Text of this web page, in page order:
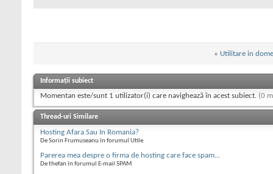
« Utilitare in
Informații subiect
Momentan este/sunt 1 utilizator(i) care navighează în acest subiect. (0
Thread-uri Similare
Hosting Afara Sau In Romania?
De Sorin Frumuseanu în forumul Utile
Parerea mea despre o firma de hosting care face spam...
De thefan în forumul E-mail SPAM